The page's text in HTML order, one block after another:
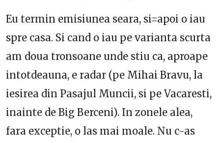
Eu termin emisiunea seara, si=apoi o iau
spre casa. Si cand o iau pe varianta scurta
am doua tronsoane unde stiu ca, aproape
intotdeauna, e radar (pe Mihai Bravu, la
iesirea din Pasajul Muncii, si pe Vacaresti,
inainte de Big Berceni). In zonele alea,
fara exceptie, o las mai moale. Nu c-as